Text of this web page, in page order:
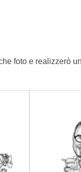
foto e realizzerò